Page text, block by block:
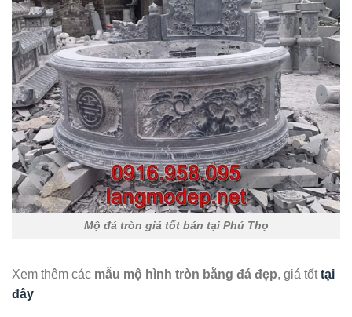
Mộ đá tròn giá tốt bán tại Phú Thọ
Xem thêm các mẫu mộ hình tròn bằng đá đẹp, giá tốttại
đây